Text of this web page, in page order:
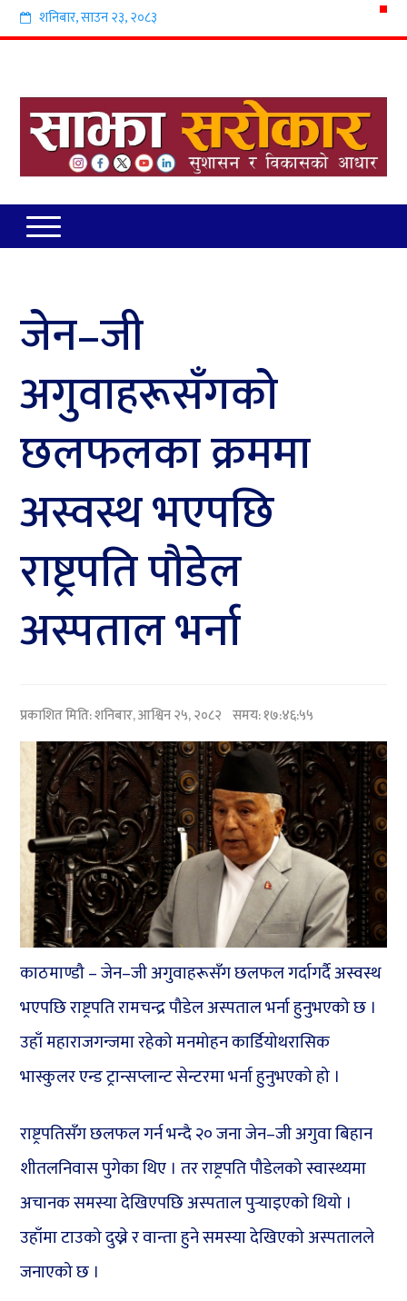
शनिबार,साउन२३,२०८३
जेन–जी
अगुवाहरूसँगको
छलफलका क्रममा
अस्वस्थ भएपछि
राष्ट्रपति पौडेल
अस्पताल भर्ना
प्रकाशित मिति:शनिबार, आश्विन २५, २०८२ समय: १७:४६:५५
काठमाण्डौ – जेन–जी अगुवाहरूसँग छलफल गर्दागर्दै अस्वस्थ
भएपछि राष्ट्रपति रामचन्द्र पौडेल अस्पताल भर्ना हुनुभएको छ ।
उहाँ महाराजगन्जमा रहेको मनमोहन कार्डियोथरासिक
भास्कुलर एन्ड ट्रान्सप्लान्ट सेन्टरमा भर्ना हुनुभएको हो ।
राष्ट्रपतिसँग छलफल गर्न भन्दै २० जना जेन–जी अगुवा बिहान
शीतलनिवास पुगेका थिए । तर राष्ट्रपति पौडेलको स्वास्थ्यमा
अचानक समस्या देखिएपछि अस्पताल पुर्‍याइएकाे थियो ।
उहाँमा टाउको दुख्ने र वान्ता हुने समस्या देखिएको अस्पतालले
जनाएको छ ।